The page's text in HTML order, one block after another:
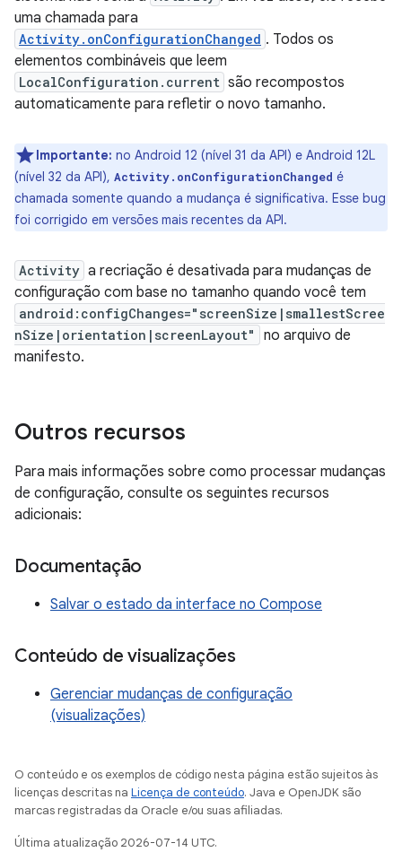
uma chamada para
Activity.onConfigurationChanged . Todos os
elementos combináveis que leem
LocalConfiguration.current são recompostos
automaticamente para refletir o novo tamanho.
Importante: no Android 12 (nível 31 da API) e Android 12L
(nível 32 da API), Activity.onConfigurationChanged é
chamada somente quando a mudança é significativa. Esse bug
foi corrigido em versões mais recentes da API.
Activity a recriação é desativada para mudanças de
configuração com base no tamanho quando você tem
android:configChanges="screenSize|smallestScree
nSize|orientation|screenLayout"
no arquivo de
manifesto.
Outros recursos
Para mais informações sobre como processar mudanças
de configuração, consulte os seguintes recursos
adicionais:
Documentação
Salvar o estado da interface no Compose
Conteúdo de visualizações
Gerenciar mudanças de configuração
(visualizações)
O conteúdo e os exemplos de código nesta página estão sujeitos às
licenças descritas na Licença de conteúdo. Java e OpenJDK são
marcas registradas da Oracle e/ou suas afiliadas.
Última atualização 2026-07-14 UTC.